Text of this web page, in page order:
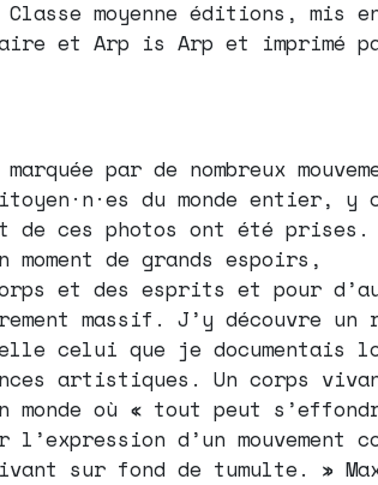
moyenne éditions, mis
et Arp is Arp et imprimé
par de nombreux
du monde entier, y
ces photos ont été prises.
de grands espoirs,
et des esprits et pour
massif. J’y découvre un
celui que je documentais
artistiques. Un corps
monde où « tout peut
d’un mouvement
sur fond de tumulte. »